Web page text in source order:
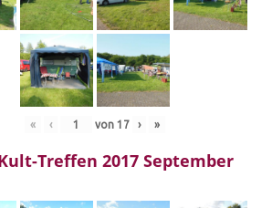
« ‹ von 17 › »
Treffen 2017 September